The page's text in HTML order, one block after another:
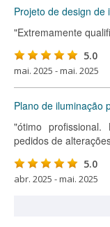
Projeto de design de
"Extremamente
5.0
mai. 2025 - mai. 2025
Plano de iluminação
"ótimo
pedidos de
5.0
abr. 2025 - mai. 2025